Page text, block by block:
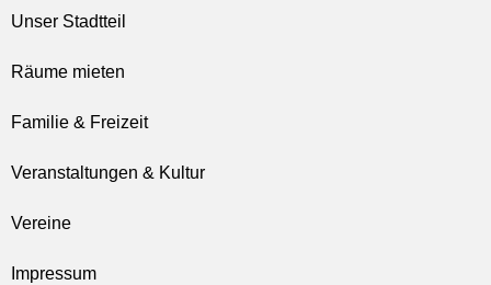
Unser Stadtteil
Räume mieten
Familie & Freizeit
Veranstaltungen & Kultur
Vereine
Impressum